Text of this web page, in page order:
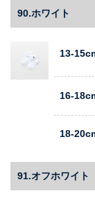
90.ホワイト
13-
16-
18-
91.オフホワイト